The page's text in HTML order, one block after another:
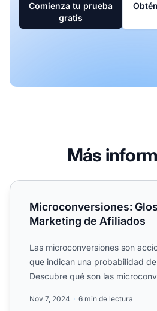
Comienza tu prueba
gratis
Más
Microconversiones: Glosario de
Microconversiones:
Marketing de Afiliados
Las microconversiones son
que indican una probabilidad
Descubre qué son las
Nov 7, 2024 6 min de lectura